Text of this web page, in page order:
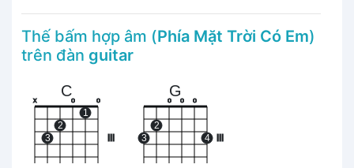
Thế bấm hợp âm (Phía Mặt Trời Có Em)
trên đàn guitar
C
x
3
2
o
1
o
G
3
2
o o o
4